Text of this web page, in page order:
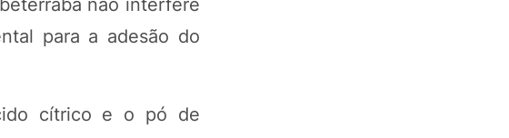
para a adesão do
cítrico e o pó de